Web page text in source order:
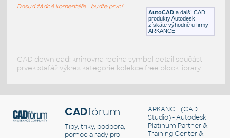
Ford GT - zepředu
AutoCAD a další CAD
produkty Autodesk
získáte výhodně u firmy
ARKANCE
Dosud žádné komentáře - buďte první
CAD download: knihovna rodina symbol detail součást
prvek stafáž výkres kategorie kolekce free block library
CADfórum
Tipy, triky, podpora,
pomoc a rady pro
ARKANCE (CAD
Studio) - Autodesk
Platinum Partner &
Training Center &